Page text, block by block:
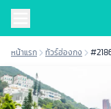
หน้าแรก ทัวร์ฮ่องกง